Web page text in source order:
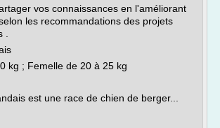
vos connaissances en l'améliorant
les recommandations des projets
kg ; Femelle de 20 à 25 kg
est une race de chien de berger...